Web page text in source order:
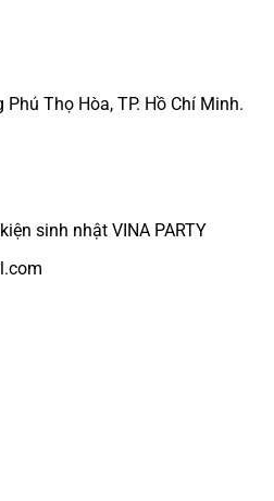
Thọ Hòa, TP. Hồ Chí Minh.
sinh nhật VINA PARTY